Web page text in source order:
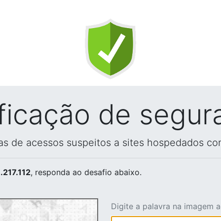
de
de acessos suspeitos a sites hospedados
, responda ao desafio abaixo.
Digite a palavra na imagem